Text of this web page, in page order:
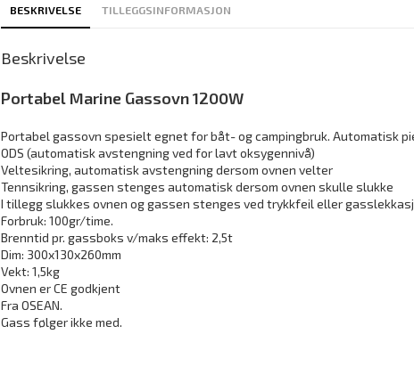
BESKRIVELSE TILLEGGSINFORMASJON
Beskrivelse
Portabel Marine Gassovn 1200W
Portabel gassovn spesielt egnet for båt- og campingbruk. Automatisk
ODS (automatisk avstengning ved for lavt oksygennivå)
Veltesikring, automatisk avstengning dersom ovnen velter
Tennsikring, gassen stenges automatisk dersom ovnen skulle slukke
I tillegg slukkes ovnen og gassen stenges ved trykkfeil eller
Forbruk: 100gr/time.
Brenntid pr. gassboks v/maks effekt: 2,5t
Dim: 300x130x260mm
Vekt: 1,5kg
Ovnen er CE godkjent
Fra OSEAN.
Gass følger ikke med.